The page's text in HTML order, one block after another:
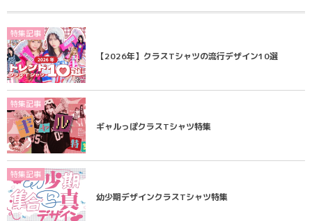
特集記事
【2026年】クラスTシャツの流行デザイン10選
特集記事
ギャルっぽクラスTシャツ特集
特集記事
幼少期デザインクラスTシャツ特集